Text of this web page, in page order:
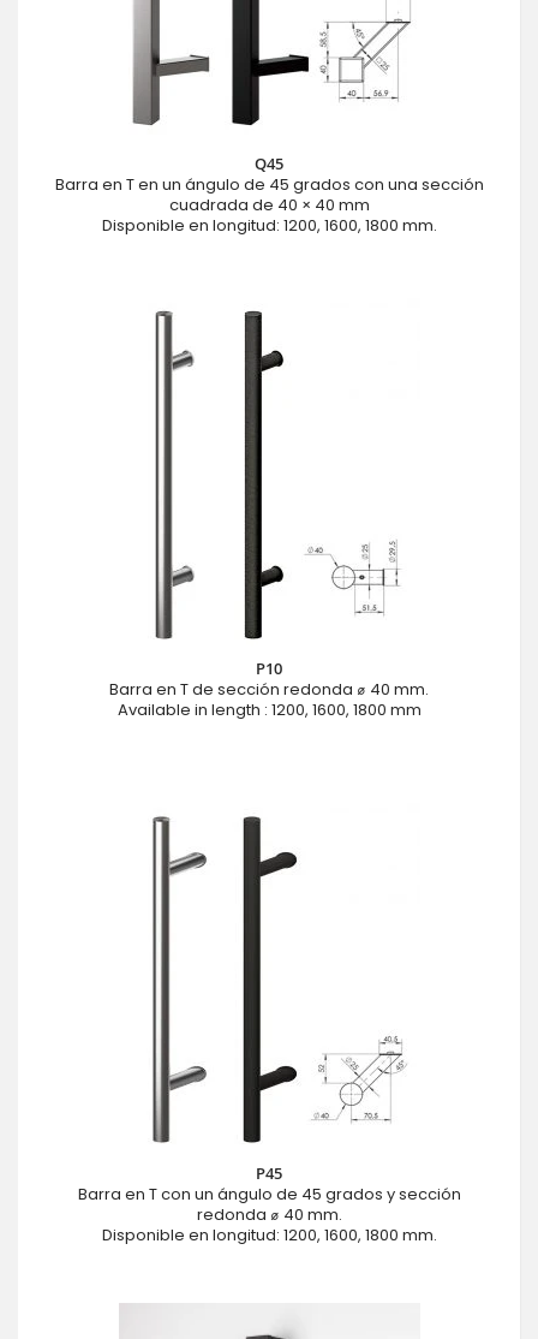
Q45
Barra en T en un ángulo de 45 grados con una sección
cuadrada de 40 × 40 mm
Disponible en longitud: 1200, 1600, 1800 mm.
P10
Barra en T de sección redonda ⌀ 40 mm.
Available in length : 1200, 1600, 1800 mm
P45
Barra en T con un ángulo de 45 grados y sección
redonda ⌀ 40 mm.
Disponible en longitud: 1200, 1600, 1800 mm.